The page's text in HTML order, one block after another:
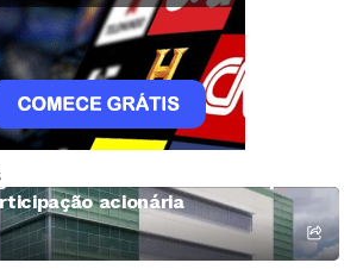
processam Prime Data
400 milhões de dólares por
acionária